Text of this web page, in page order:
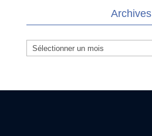
Archives
Archives